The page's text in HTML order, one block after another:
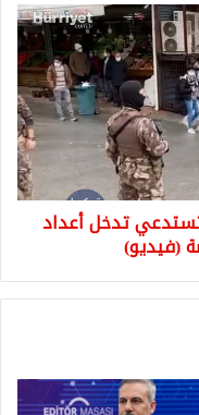
تدخل أعداد
(فيديو)